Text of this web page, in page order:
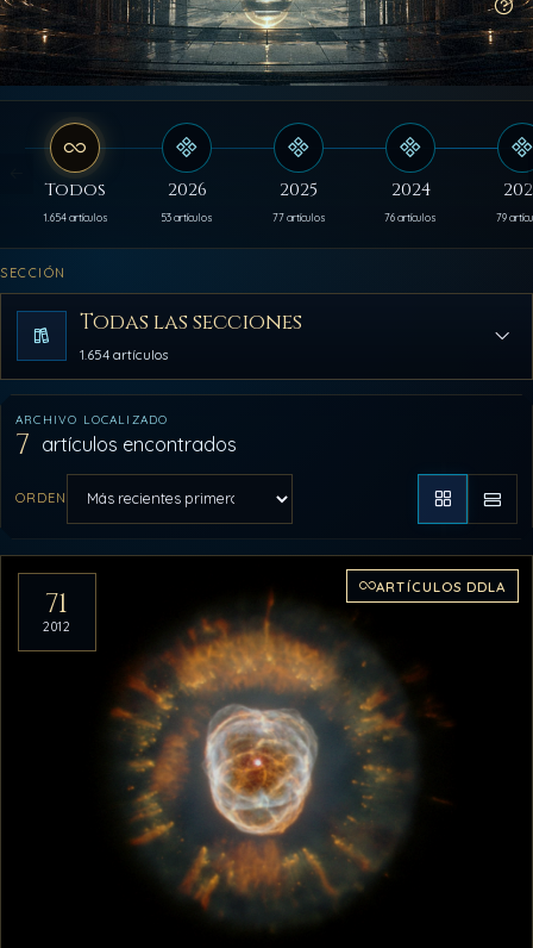
Todos
1.654 artículos
2026
53 artículos
2025
77 artículos
2024
76 artículos 79
SECCIÓN
Todas las secciones
1.654 artículos
ARCHIVO LOCALIZADO
7 artículos encontrados
ORDEN
Artículos del archivo
71
2012
ARTÍCULOS DDLA